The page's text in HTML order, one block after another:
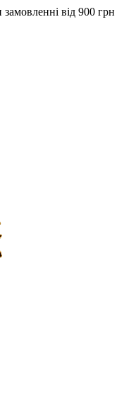
від 900 грн